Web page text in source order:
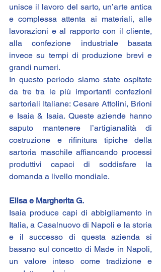
unisce il lavoro del sarto, un’arte antica
e complessa attenta ai materiali, alle
lavorazioni e al rapporto con il cliente,
alla confezione industriale basata
invece su tempi di produzione brevi e
grandi numeri.
In questo periodo siamo state ospitate
da tre tra le più importanti confezioni
sartoriali Italiane: Cesare Attolini, Brioni
e Isaia & Isaia. Queste aziende hanno
saputo mantenere l’artigianalità di
costruzione e rifinitura tipiche della
sartoria maschile affiancando processi
produttivi capaci di soddisfare la
domanda a livello mondiale.
Elisa e Margherita G.
Isaia produce capi di abbigliamento in
Italia, a Casalnuovo di Napoli e la storia
e il successo di questa azienda si
basano sul concetto di Made in Napoli,
un valore inteso come tradizione e